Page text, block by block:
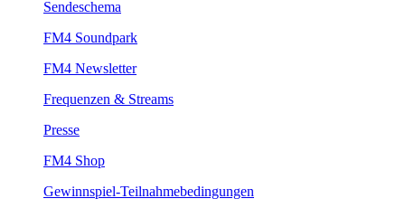
Sendeschema
FM4Soundpark
FM4Newsletter
Frequenzen&Streams
Presse
FM4Shop
Gewinnspiel-Teilnahmebedingungen